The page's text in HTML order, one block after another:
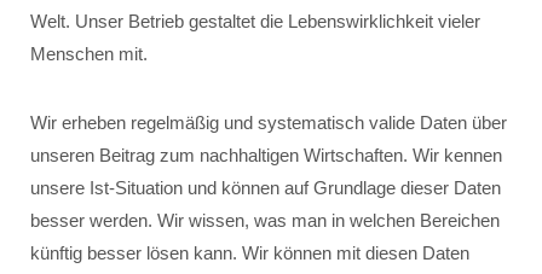
Welt. Unser Betrieb gestaltet die Lebenswirklichkeit vieler
Menschen mit.
Wir erheben regelmäßig und systematisch valide Daten über
unseren Beitrag zum nachhaltigen Wirtschaften. Wir kennen
unsere Ist-Situation und können auf Grundlage dieser Daten
besser werden. Wir wissen, was man in welchen Bereichen
künftig besser lösen kann. Wir können mit diesen Daten